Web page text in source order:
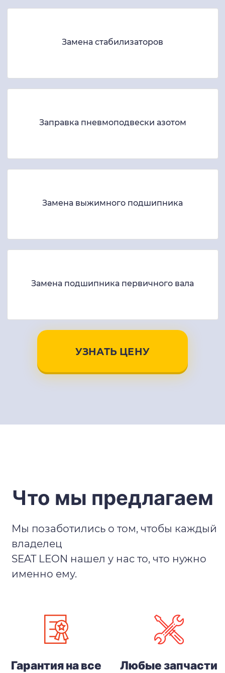
Замена стабилизаторов
Заправка пневмоподвески азотом
Замена выжимного подшипника
Замена подшипника первичного вала
УЗНАТЬ ЦЕНУ
Что мы предлагаем
Мы позаботились о том, чтобы каждый
владелец
SEAT LEON нашел у нас то, что нужно
именно ему.
Гарантия на все
Любые запчасти